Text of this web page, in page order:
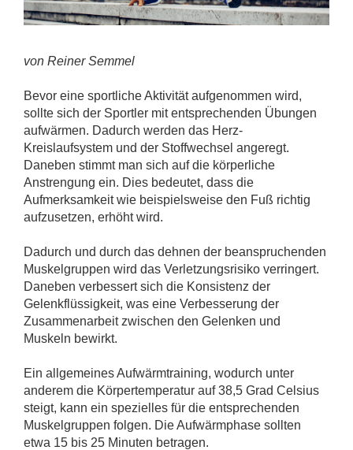
von Reiner Semmel
Bevor eine sportliche Aktivität aufgenommen wird,
sollte sich der Sportler mit entsprechenden Übungen
aufwärmen. Dadurch werden das Herz-
Kreislaufsystem und der Stoffwechsel angeregt.
Daneben stimmt man sich auf die körperliche
Anstrengung ein. Dies bedeutet, dass die
Aufmerksamkeit wie beispielsweise den Fuß richtig
aufzusetzen, erhöht wird.
Dadurch und durch das dehnen der beanspruchenden
Muskelgruppen wird das Verletzungsrisiko verringert.
Daneben verbessert sich die Konsistenz der
Gelenkflüssigkeit, was eine Verbesserung der
Zusammenarbeit zwischen den Gelenken und
Muskeln bewirkt.
Ein allgemeines Aufwärmtraining, wodurch unter
anderem die Körpertemperatur auf 38,5 Grad Celsius
steigt, kann ein spezielles für die entsprechenden
Muskelgruppen folgen. Die Aufwärmphase sollten
etwa 15 bis 25 Minuten betragen.